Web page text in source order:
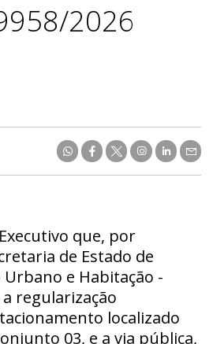
2026
que, por
de Estado de
e Habitação -
regularização
localizado
03, e a via pública,